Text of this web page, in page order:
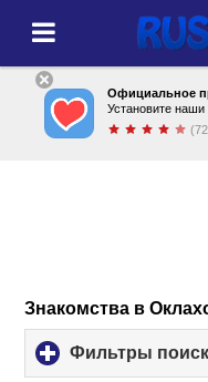
Официальное
Установите наши
Знакомства в
Фильтры